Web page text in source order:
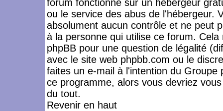
forum fonctionne sur un hébergeur
ou le service des abus de l'hébergeur.
absolument aucun contrôle et ne peut
à la personne qui utilise ce forum.
phpBB pour une question de légalité
avec le site web phpbb.com ou le
faites un e-mail à l'intention du
ce programme, alors vous devriez
du tout.
Revenir en haut